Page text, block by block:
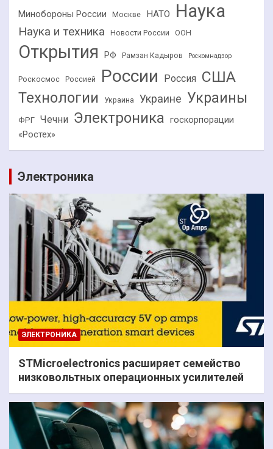
Минобороны России Москве НАТО Наука
Наука и техника Новости России ООН
Открытия РФ Рамзан Кадыров Роскомнадзор
Роскосмос Россией России Россия США
Технологии Украина Украине Украины
ФРГ Чечни Электроника госкорпорации
«Ростех»
Электроника
ЭЛЕКТРОНИКА
STMicroelectronics расширяет семейство
низковольтных операционных усилителей